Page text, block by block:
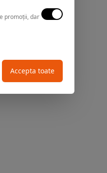
promoții, dar
Accepta toate